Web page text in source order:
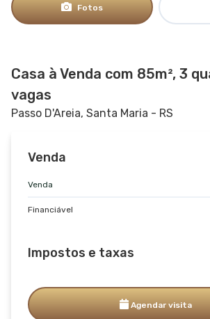
Fotos
Casa à Venda com 85m², 3
vagas
Passo D'Areia, Santa Maria - RS
Venda
Venda
Financiável
Impostos e taxas
Agendar visita